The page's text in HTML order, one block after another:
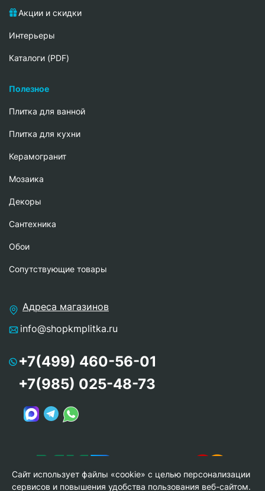
Акции и скидки
Интерьеры
Каталоги (PDF)
Полезное
Плитка для ванной
Плитка для кухни
Керамогранит
Мозаика
Декоры
Сантехника
Обои
Сопутствующие товары
Адреса магазинов
info@shopkmplitka.ru
+7(499) 460-56-01
+7(985) 025-48-73
Сайт использует файлы «cookie» с целью персонализации
сервисов и повышения удобства пользования веб-сайтом.